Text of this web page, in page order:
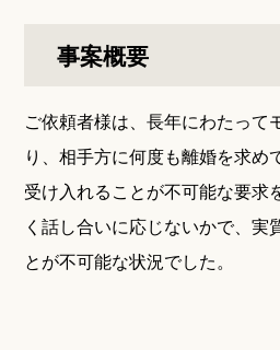
事案概要
ご依頼者様は、長年にわたって
り、相手方に何度も離婚を求め
受け入れることが不可能な要求
く話し合いに応じないかで、実
とが不可能な状況でした。